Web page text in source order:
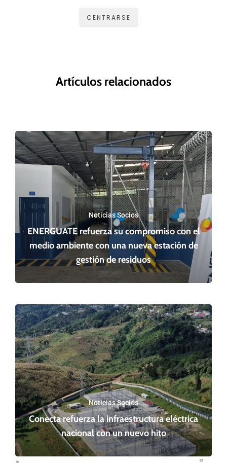
CENTRARSE
Artículos relacionados
Noticias Socios
ENERGUATE refuerza su compromiso con el
medio ambiente con una nueva estación de
gestión de residuos
Noticias Socios
Conecta refuerza la infraestructura eléctrica
nacional con un nuevo hito